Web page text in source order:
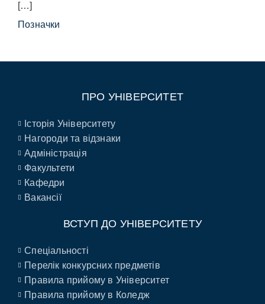
[…]
Позначки
ПРО УНІВЕРСИТЕТ
Історія Університету
Нагороди та відзнаки
Адміністрація
Факультети
Кафедри
Вакансії
ВСТУП ДО УНІВЕРСИТЕТУ
Спеціальності
Перелік конкурсних предметів
Правила прийому в Університет
Правила прийому в Коледж